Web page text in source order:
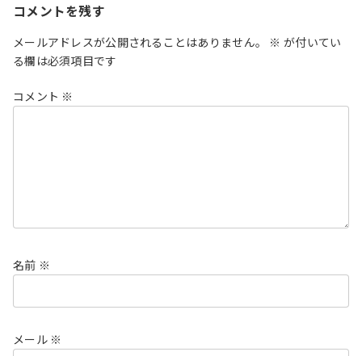
コメントを残す
メールアドレスが公開されることはありません。 ※ が付いてい
る欄は必須項目です
コメント ※
名前 ※
メール ※